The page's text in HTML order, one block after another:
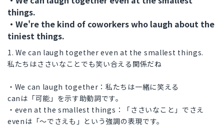
things.
・We're the kind of coworkers who laugh about the
tiniest things.
1. We can laugh together even at the smallest things.
私たちはささいなことでも笑い合える関係だね
・We can laugh together：私たちは一緒に笑える
canは「可能」を示す助動詞です。
・even at the smallest things：「ささいなこと」でさえ
evenは「～でさえも」という強調の表現です。